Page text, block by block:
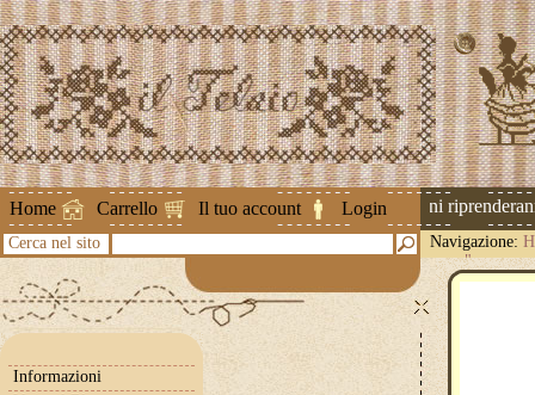
Home Carrello Il tuo account Login
Attenzione ! Le spedizioni
Cerca nel sito Navigazione:
snow"
Informazioni